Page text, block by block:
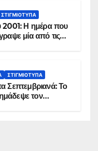
ΣΤΙΓΜΙΌΤΥΠΑ
2001: Η ημέρα που
μία από τις
ΣΤΙΓΜΙΌΤΥΠΑ
Σεπτεμβριανά: Το
τον